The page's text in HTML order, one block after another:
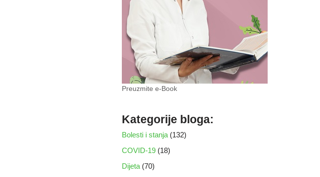
Preuzmite e-Book
Kategorije bloga:
Bolesti i stanja(132)
COVID-19 (18)
Dijeta(70)